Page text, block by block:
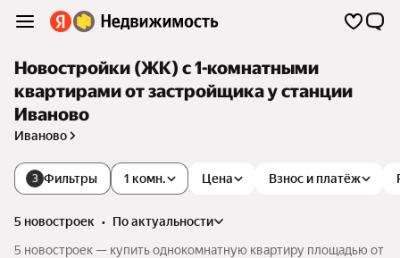
Новостройки (ЖК) с 1-комнатными
квартирами от застройщика у станции
Иваново
Иваново
3 Фильтры Цена Взнос и платёж
1 комн.
5 новостроек •
по актуальности
5 новостроек — купить однокомнатную квартиру площадью от